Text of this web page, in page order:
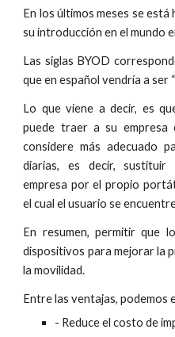
En los últimos meses se
su introducción en el mundo
Las siglas BYOD
que en español vendría a
Lo que viene a decir, es
puede traer a su
considere más adecuado
diarias, es decir,
empresa por el propio
el cual el usuario se
En resumen, permitir que
dispositivos para mejorar la
la movilidad.
Entre las ventajas, podemos
- Reduce el costo de